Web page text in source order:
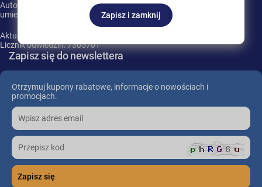
Zapisz i zamknij
Autor oprogramowania nie ponosi żadnej odpowiedzialności za
umieszczane w sklepie produkty.
Aktualna Data: 2026-08-09, 09:14
Licznik odwiedzin: 7305701
Zapisz się do newslettera
Otrzymuj kupony rabatowe, informacje o nowościach i
promocjach.